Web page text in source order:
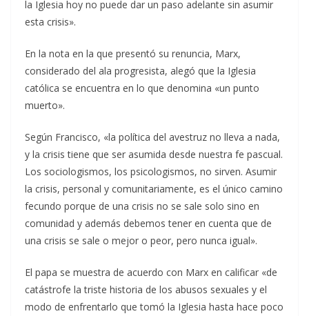
la Iglesia hoy no puede dar un paso adelante sin asumir
esta crisis».
En la nota en la que presentó su renuncia, Marx,
considerado del ala progresista, alegó que la Iglesia
católica se encuentra en lo que denomina «un punto
muerto».
Según Francisco, «la política del avestruz no lleva a nada,
y la crisis tiene que ser asumida desde nuestra fe pascual.
Los sociologismos, los psicologismos, no sirven. Asumir
la crisis, personal y comunitariamente, es el único camino
fecundo porque de una crisis no se sale solo sino en
comunidad y además debemos tener en cuenta que de
una crisis se sale o mejor o peor, pero nunca igual».
El papa se muestra de acuerdo con Marx en calificar «de
catástrofe la triste historia de los abusos sexuales y el
modo de enfrentarlo que tomó la Iglesia hasta hace poco